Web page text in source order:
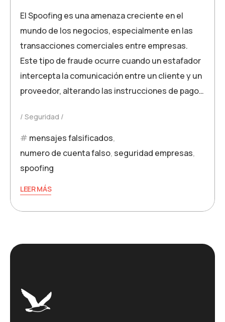
El Spoofing es una amenaza creciente en el
mundo de los negocios, especialmente en las
transacciones comerciales entre empresas.
Este tipo de fraude ocurre cuando un estafador
intercepta la comunicación entre un cliente y un
proveedor, alterando las instrucciones de pago…
Seguridad
mensajes falsificados,
numero de cuenta falso, seguridad empresas,
spoofing
LEER MÁS